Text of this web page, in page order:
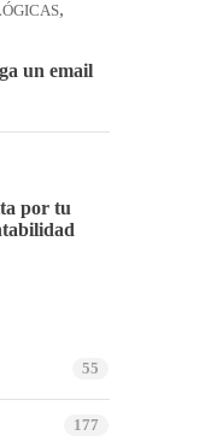
,
un email
por tu
55
177